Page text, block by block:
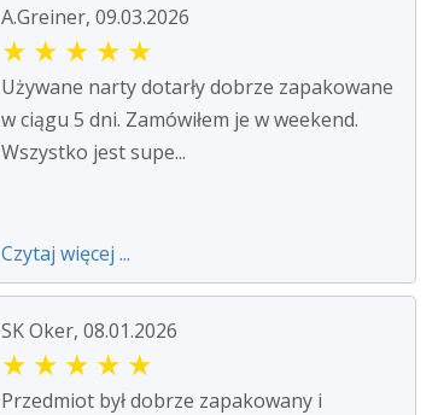
A.Greiner, 09.03.2026
★ ★ ★ ★ ★
Używane narty dotarły dobrze zapakowane
w ciągu 5 dni. Zamówiłem je w weekend.
Wszystko jest supe...
Czytaj więcej ...
SK Oker, 08.01.2026
★ ★ ★ ★ ★
Przedmiot był dobrze zapakowany i